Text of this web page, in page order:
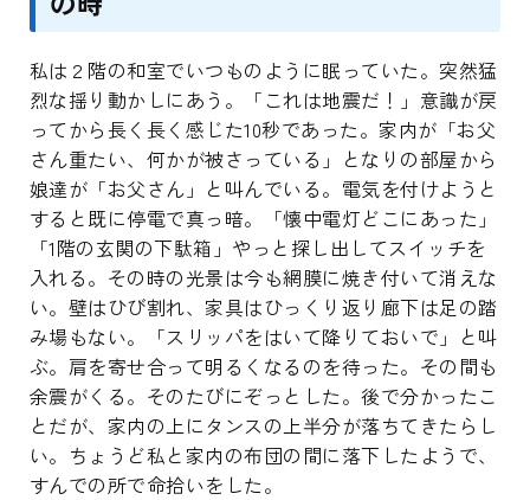
私は２階の和室でいつものように眠っていた。突然猛
烈な揺り動かしにあう。「これは地震だ！」意識が戻
ってから長く長く感じた10秒であった。家内が「お父
さん重たい、何かが被さっている」となりの部屋から
娘達が「お父さん」と叫んでいる。電気を付けようと
すると既に停電で真っ暗。「懐中電灯どこにあった」
「1階の玄関の下駄箱」やっと探し出してスイッチを
入れる。その時の光景は今も網膜に焼き付いて消えな
い。壁はひび割れ、家具はひっくり返り廊下は足の踏
み場もない。「スリッパをはいて降りておいで」と叫
ぶ。肩を寄せ合って明るくなるのを待った。その間も
余震がくる。そのたびにぞっとした。後で分かったこ
とだが、家内の上にタンスの上半分が落ちてきたらし
い。ちょうど私と家内の布団の間に落下したようで、
すんでの所で命拾いをした。